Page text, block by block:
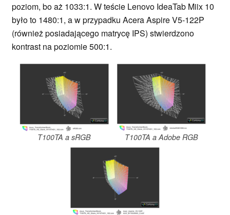
poziom, bo aż 1033:1. W teście Lenovo IdeaTab Miix 10
było to 1480:1, a w przypadku Acera Aspire V5-122P
(również posiadającego matrycę IPS) stwierdzono
kontrast na poziomie 500:1.
T100TA a sRGB T100TA a Adobe RGB